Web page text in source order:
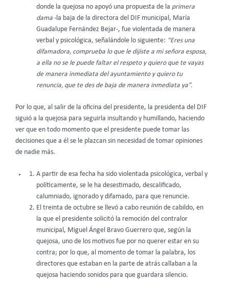
donde la quejosa no apoyó una propuesta de la primera
dama-la baja de la directora del DIF municipal, María
Guadalupe Fernández Bejar-, fue violentada de manera
verbal y psicológica, señalándole lo siguiente: “Eres una
difamadora, comprueba lo que le dijiste a mi señora esposa,
a ella no se le puede faltar el respeto y quiero que te vayas
de manera inmediata del ayuntamiento y quiero tu
renuncia, que te des de baja de manera inmediata ya”.
Por lo que, al salir de la oficina del presidente, la presidenta del DIF
siguió a la quejosa para seguirla insultando y humillando, haciendo
ver que en todo momento que el presidente puede tomar las
decisiones que a él se le plazcan sin necesidad de tomar opiniones
de nadie más.
A partir de esa fecha ha sido violentada psicológica, verbal y
políticamente, se le ha desestimado, descalificado,
calumniado, ignorado y difamado, para que renuncie.
El treinta de octubre se llevó a cabo reunión de cabildo, en
la que el presidente solicitó la remoción del contralor
municipal, Miguel Ángel Bravo Guerrero que, según la
quejosa, uno de los motivos fue por no querer estar en su
contra; por lo que, al momento de tomar la palabra, los
directores que estaban en la parte de atrás callaban a la
quejosa haciendo sonidos para que guardara silencio.